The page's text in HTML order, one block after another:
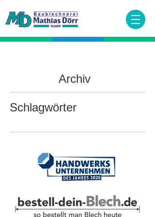
Archiv
Schlagwörter